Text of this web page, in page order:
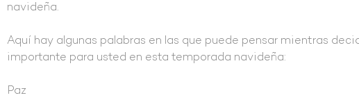
navideña.
Aquí hay algunas palabras en las que puede pensar mientras
importante para usted en esta temporada navideña:
Paz